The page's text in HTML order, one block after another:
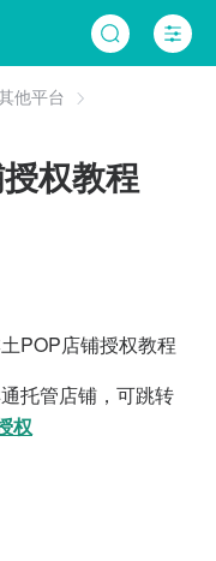
他平台
权教程
POP店铺授权教程
托管店铺，可跳转
权